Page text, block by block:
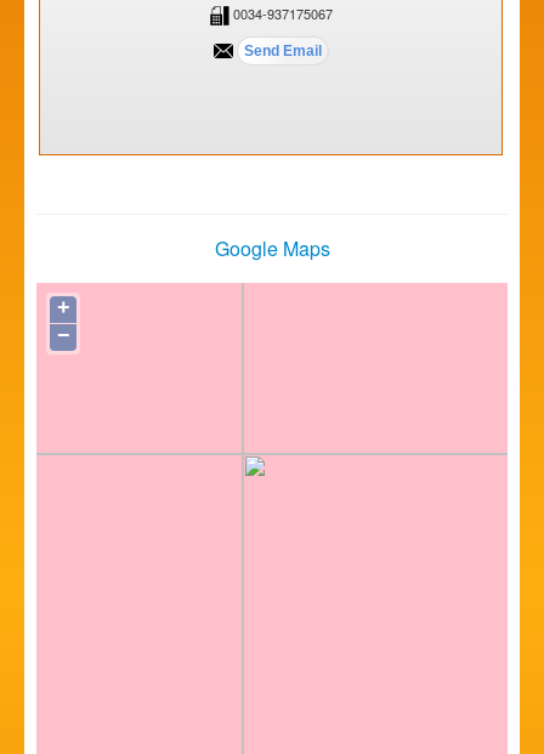
0034-937175067
Google Maps
+
−